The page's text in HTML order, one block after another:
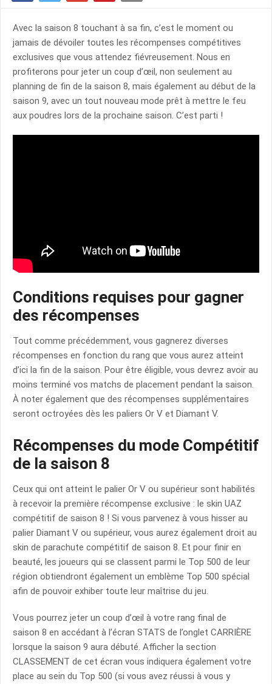
Avec la saison 8 touchant à sa fin, c’est le moment ou
jamais de dévoiler toutes les récompenses compétitives
exclusives que vous attendez fiévreusement. Nous en
profiterons pour jeter un coup d’œil, non seulement au
planning de fin de la saison 8, mais également au début de la
saison 9, avec un tout nouveau mode prêt à mettre le feu
aux poudres lors de la prochaine saison. C’est parti !
Conditions requises pour gagner
des récompenses
Tout comme précédemment, vous gagnerez diverses
récompenses en fonction du rang que vous aurez atteint
d’ici la fin de la saison. Pour être éligible, vous devrez avoir au
moins terminé vos matchs de placement pendant la saison.
À noter également que des récompenses supplémentaires
seront octroyées dès les paliers Or V et Diamant V.
Récompenses du mode Compétitif
de la saison 8
Ceux qui ont atteint le palier Or V ou supérieur sont habilités
à recevoir la première récompense exclusive : le skin UAZ
compétitif de saison 8 ! Si vous parvenez à vous hisser au
palier Diamant V ou supérieur, vous aurez également droit au
skin de parachute compétitif de saison 8. Et pour finir en
beauté, les joueurs qui se classent parmi le Top 500 de leur
région obtiendront également un emblème Top 500 spécial
afin de pouvoir exhiber toute leur maîtrise du jeu.
Vous pourrez jeter un coup d’œil à votre rang final de
saison 8 en accédant à l’écran STATS de l’onglet CARRIÈRE
lorsque la saison 9 aura débuté. Afficher la section
CLASSEMENT de cet écran vous indiquera également votre
place au sein du Top 500 (si vous avez réussi à vous y